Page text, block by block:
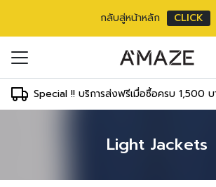
กลับสู่หน้าหลัก CLICK
Special !! บริการส่งฟรีเมื่อซื้อครบ 1,500 บ
Light Jackets
in the cart.
address*
ชี รวมถึงจุดประสงค์อื่นๆ ตาม